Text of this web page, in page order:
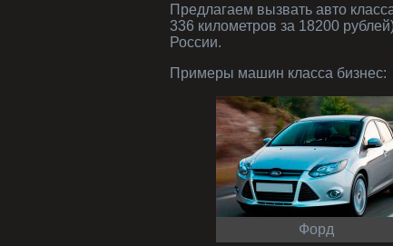
Предлагаем вызвать авто
336 километров за 18200
России.
Примеры машин класса бизнес:
Форд